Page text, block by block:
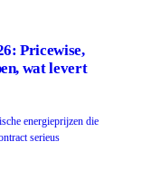
Pricewise,
wat levert
energieprijzen die
serieus